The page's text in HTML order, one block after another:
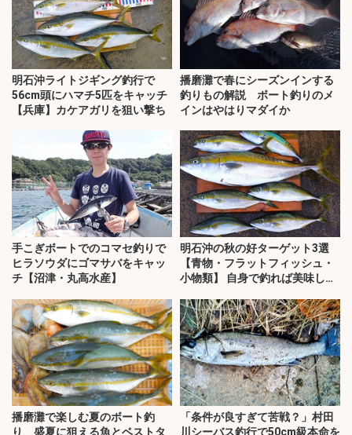
明石沖ライトジギング釣行で
56cm頭にハマチ5匹をキャッチ
【兵庫】カケアガリを狙い撃ち
播磨灘で春にシーズンインする
釣りもの解説 ボート釣りのメ
インはやはりマダイか
手こぎボートでのコマセ釣りで
ヒラソウダにゴマサバをキャッ
チ【沼津・丸高水産】
明石沖の秋の好ターゲット3選
【青物・フラットフィッシュ・
小物類】 自身で釣れば美味しさ
播磨灘で楽しむ夏のボート釣
り 盛夏に狙える魚とベストタ
「条件が良すぎて苦戦？」村田
川シーバス釣行で50cm級本命を